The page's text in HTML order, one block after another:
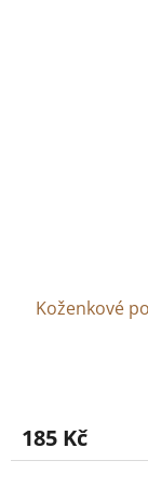
Koženkové
185 Kč